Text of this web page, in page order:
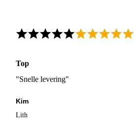
Top
"Snelle levering"
Kim
Lith